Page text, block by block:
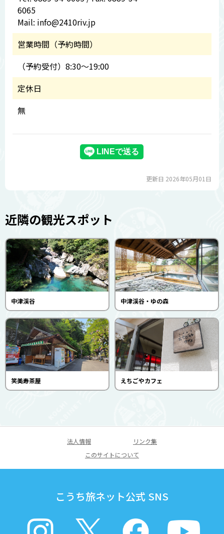
6065
Mail: info@2410riv.jp
営業時間（予約時間）
（予約受付）8:30～19:00
定休日
無
更新日 2026年05月01日
近隣の観光スポット
中津渓谷 中津渓谷・ゆの森
笑美寿茶屋 えちごやカフェ
法人情報
リンク集
このサイトについて
こうち旅ネット公式 SNS